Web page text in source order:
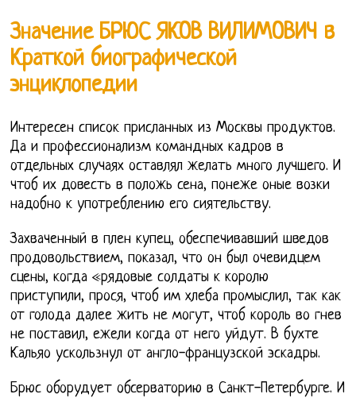
Значение БРЮС ЯКОВ ВИЛИМОВИЧ в
Краткой биографической
энциклопедии
Интересен список присланных из Москвы продуктов.
Да и профессионализм командных кадров в
отдельных случаях оставлял желать много лучшего. И
чтоб их довесть в положь сена, понеже оные возки
надобно к употреблению его сиятельству.
Захваченный в плен купец, обеспечивавший шведов
продовольствием, показал, что он был очевидцем
сцены, когда «рядовые солдаты к королю
приступили, прося, чтоб им хлеба промыслил, так как
от голода далее жить не могут, чтоб король во гнев
не поставил, ежели когда от него уйдут. В бухте
Кальяо ускользнул от англо-французской эскадры.
Брюс оборудует обсерваторию в Санкт-Петербурге. И